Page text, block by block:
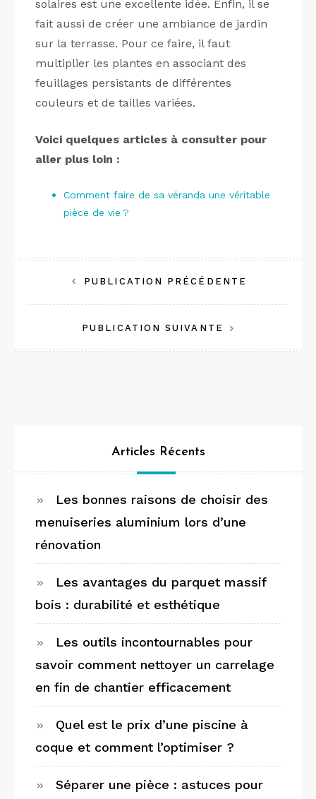
solaires est une excellente idée. Enfin, il se
fait aussi de créer une ambiance de jardin
sur la terrasse. Pour ce faire, il faut
multiplier les plantes en associant des
feuillages persistants de différentes
couleurs et de tailles variées.
Voici quelques articles à consulter pour
aller plus loin :
Comment faire de sa véranda une véritable
pièce de vie ?
Navigation
de
l’article
PUBLICATION PRÉCÉDENTE
PUBLICATION SUIVANTE
Articles Récents
Les bonnes raisons de choisir des
menuiseries aluminium lors d’une
rénovation
Les avantages du parquet massif
bois : durabilité et esthétique
Les outils incontournables pour
savoir comment nettoyer un carrelage
en fin de chantier efficacement
Quel est le prix d’une piscine à
coque et comment l’optimiser ?
Séparer une pièce : astuces pour